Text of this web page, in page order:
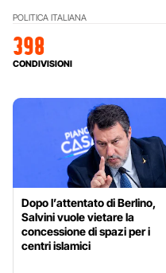
POLITICA ITALIANA
398
CONDIVISIONI
Dopo l’attentato di Berlino,
Salvini vuole vietare la
concessione di spazi per i
centri islamici